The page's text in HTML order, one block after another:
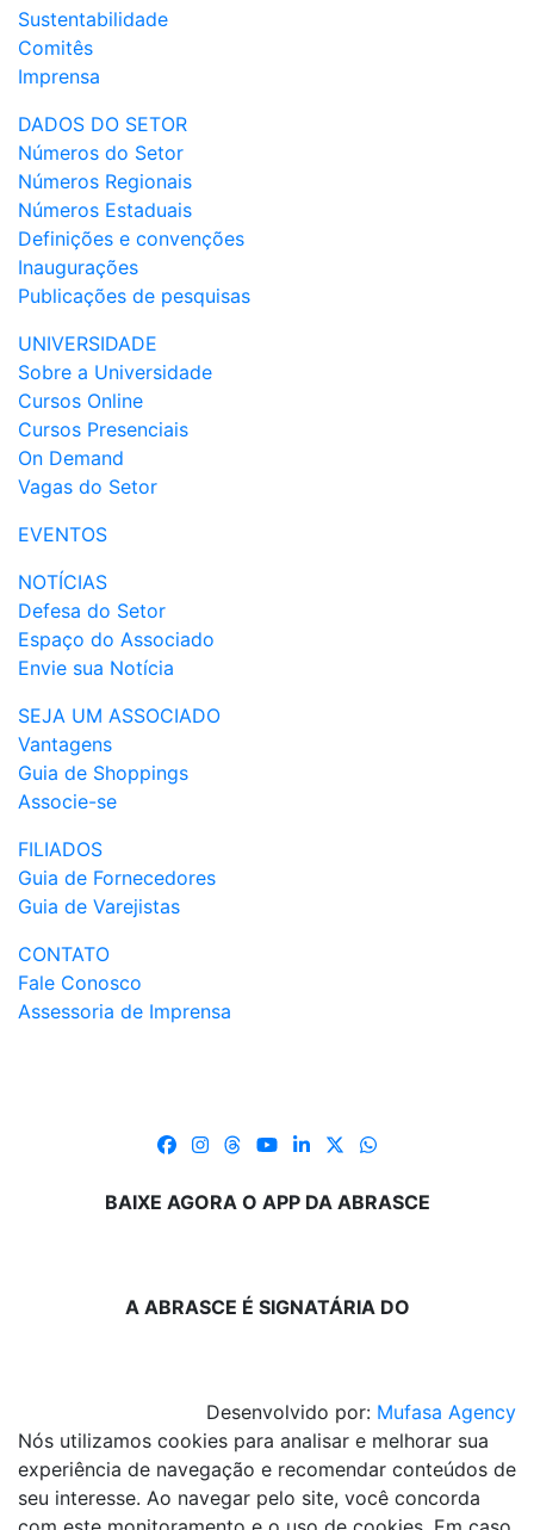
Sustentabilidade
Comitês
Imprensa
DADOS DO SETOR
Números do Setor
Números Regionais
Números Estaduais
Definições e convenções
Inaugurações
Publicações de pesquisas
UNIVERSIDADE
Sobre a Universidade
Cursos Online
Cursos Presenciais
On Demand
Vagas do Setor
EVENTOS
NOTÍCIAS
Defesa do Setor
Espaço do Associado
Envie sua Notícia
SEJA UM ASSOCIADO
Vantagens
Guia de Shoppings
Associe-se
FILIADOS
Guia de Fornecedores
Guia de Varejistas
CONTATO
Fale Conosco
Assessoria de Imprensa
BAIXE AGORA O APP DA ABRASCE
A ABRASCE É SIGNATÁRIA DO
Desenvolvido por: Mufasa Agency
Nós utilizamos cookies para analisar e melhorar sua
experiência de navegação e recomendar conteúdos de
seu interesse. Ao navegar pelo site, você concorda